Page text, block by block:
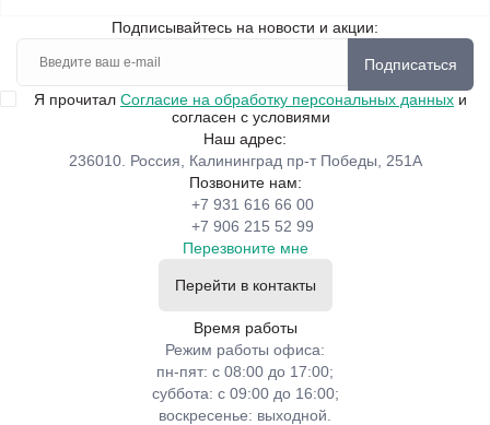
Подписывайтесь на новости и акции:
Подписаться
Я прочитал Согласие на обработку персональных данных и
согласен с условиями
Наш адрес:
236010. Россия, Калининград пр-т Победы, 251А
Позвоните нам:
+7 931 616 66 00
+7 906 215 52 99
Перезвоните мне
Перейти в контакты
Время работы
Режим работы офиса:
пн-пят: с 08:00 до 17:00;
суббота: с 09:00 до 16:00;
воскресенье: выходной.